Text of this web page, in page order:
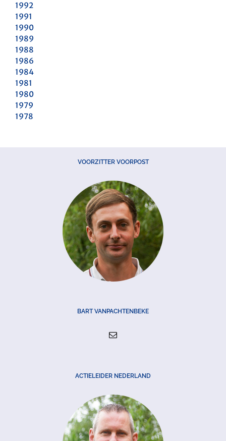
1992
1991
1990
1989
1988
1986
1984
1981
1980
1979
1978
VOORZITTER VOORPOST
BART VANPACHTENBEKE
ACTIELEIDER NEDERLAND